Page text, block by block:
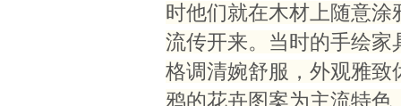
时他们就在木材上随意
流传开来。当时的手绘
格调清婉舒服，外观雅
鸦的花卉图案为主流特